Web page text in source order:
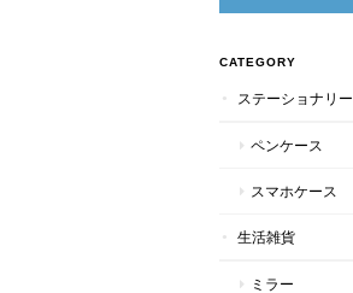
CATEGORY
ステーショナリー
ペンケース
スマホケース
生活雑貨
ミラー